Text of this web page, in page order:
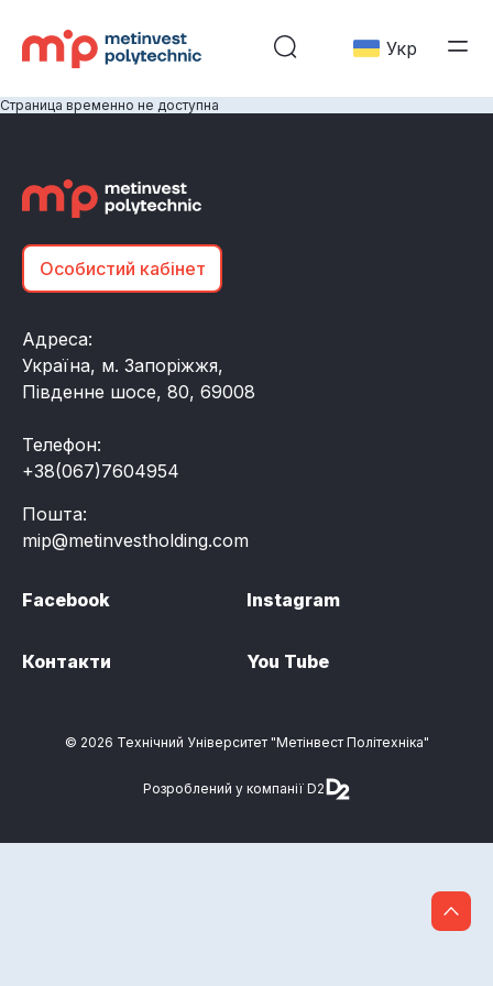
Укр
Страница временно не доступна
Особистий кабінет
Адреса:
Україна, м. Запоріжжя,
Південне шосе, 80, 69008
Телефон:
+38(067)7604954
Пошта:
mip@metinvestholding.com
Facebook Instagram
Контакти You Tube
© 2026 Технічний Університет "Метінвест Політехніка"
Розроблений у компанії D2